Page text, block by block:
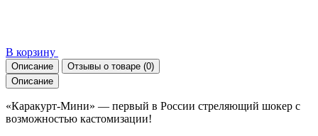
В корзину
Описание Отзывы о товаре (0)
Описание
«Каракурт-Мини» — первый в России стреляющий шокер с
возможностью кастомизации!